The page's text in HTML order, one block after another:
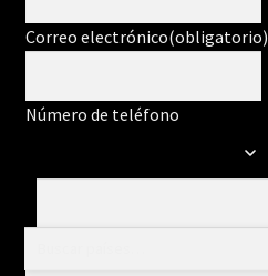
Correo electrónico(obligatorio)
Número de teléfono